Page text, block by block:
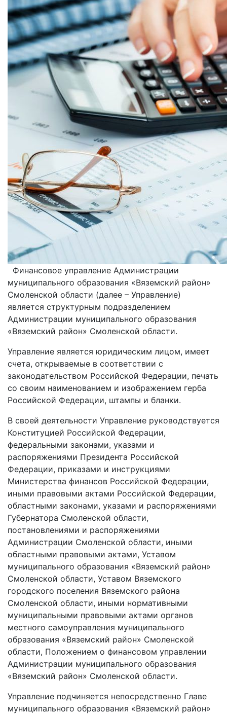
Финансовое управление Администрации
муниципального образования «Вяземский район»
Смоленской области (далее – Управление)
является структурным подразделением
Администрации муниципального образования
«Вяземский район» Смоленской области.
Управление является юридическим лицом, имеет
счета, открываемые в соответствии с
законодательством Российской Федерации, печать
со своим наименованием и изображением герба
Российской Федерации, штампы и бланки.
В своей деятельности Управление руководствуется
Конституцией Российской Федерации,
федеральными законами, указами и
распоряжениями Президента Российской
Федерации, приказами и инструкциями
Министерства финансов Российской Федерации,
иными правовыми актами Российской Федерации,
областными законами, указами и распоряжениями
Губернатора Смоленской области,
постановлениями и распоряжениями
Администрации Смоленской области, иными
областными правовыми актами, Уставом
муниципального образования «Вяземский район»
Смоленской области, Уставом Вяземского
городского поселения Вяземского района
Смоленской области, иными нормативными
муниципальными правовыми актами органов
местного самоуправления муниципального
образования «Вяземский район» Смоленской
области, Положением о финансовом управлении
Администрации муниципального образования
«Вяземский район» Смоленской области.
Управление подчиняется непосредственно Главе
муниципального образования «Вяземский район»